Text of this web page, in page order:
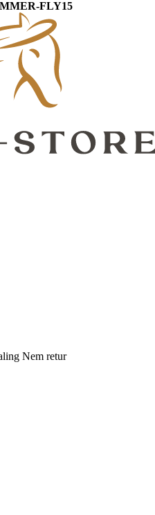
FLY15
Nem retur